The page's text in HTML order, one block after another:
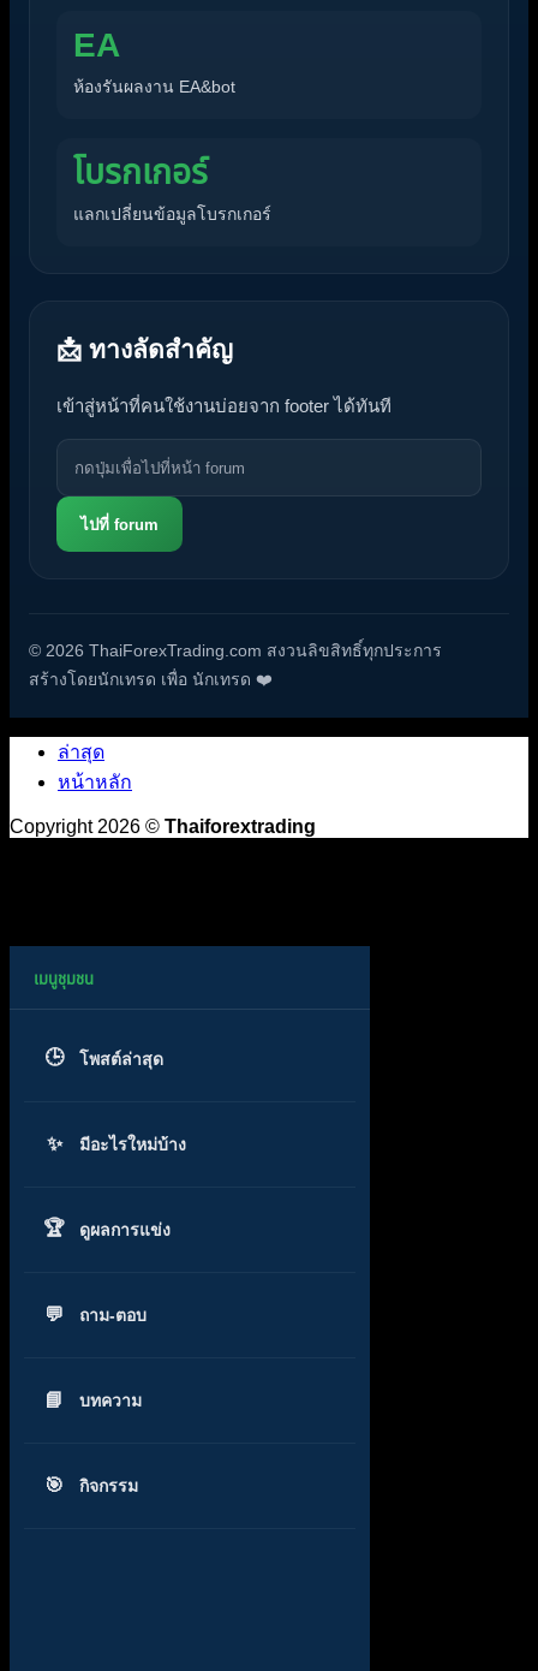
EA
ห้องรันผลงาน EA&bot
โบรกเกอร์
แลกเปลี่ยนข้อมูลโบรกเกอร์
📩 ทางลัดสำคัญ
เข้าสู่หน้าที่คนใช้งานบ่อยจาก footer ได้ทันที
ไปที่ forum
© 2026 ThaiForexTrading.com สงวนลิขสิทธิ์ทุกประการ
สร้างโดยนักเทรด เพื่อ นักเทรด ❤️
ล่าสุด
หน้าหลัก
Copyright 2026 © Thaiforextrading
โพสต์ล่าสุด
มีอะไรใหม่บ้าง
ดูผลการแข่ง
ถาม-ตอบ
บทความ
กิจกรรม